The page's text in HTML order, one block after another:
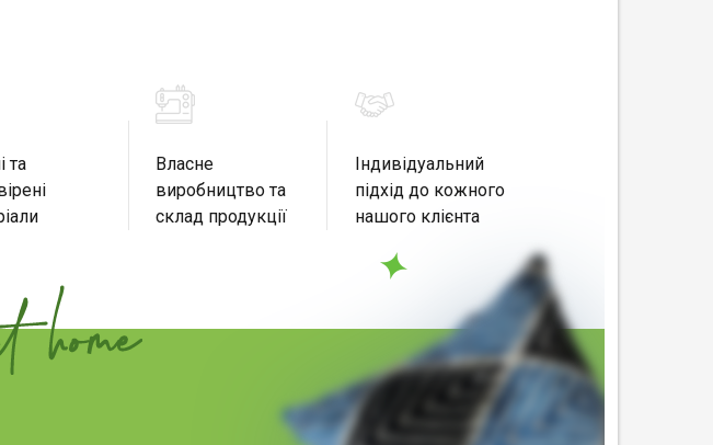
та
Власне
виробництво та
склад продукції
Індивідуальний
підхід до кожного
нашого клієнта